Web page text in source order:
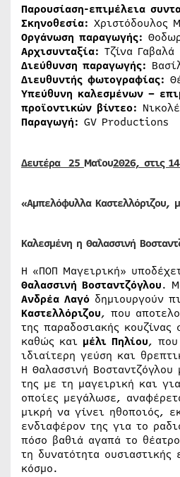
Παρουσίαση-επιμέλεια
Σκηνοθεσία: Χριστόδουλος
Οργάνωση παραγωγής:
Αρχισυνταξία: Τζίνα Γαβαλά
Διεύθυνση παραγωγής:
Διευθυντής φωτογραφίας:
Υπεύθυνη καλεσμένων –
προϊοντικών βίντεο:
Παραγωγή: GV Productions
Δευτέρα 25 Μαΐου2026, στις
«Αμπελόφυλλα Καστελλόριζου,
Καλεσμένη η Θαλασσινή
Η «ΠΟΠ Μαγειρική»
Θαλασσινή Βοσταντζόγλου.
Ανδρέα Λαγό δημιουργούν
Καστελλόριζου, που
της παραδοσιακής κουζίνας
καθώς και μέλι Πηλίου, που
ιδιαίτερη γεύση και
Η Θαλασσινή
της με τη μαγειρική και
οποίες μεγάλωσε,
μικρή να γίνει ηθοποιός,
ενδιαφέρον της για το
πόσο βαθιά αγαπά το
τη δυνατότητα
κόσμο.